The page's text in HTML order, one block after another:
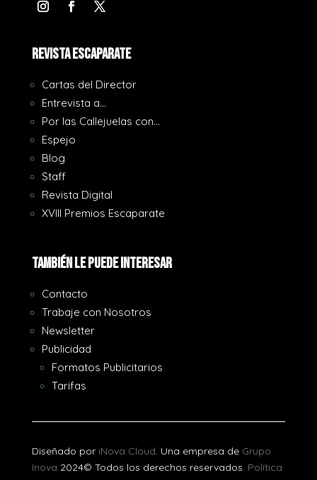
REVISTA ESCAPARATE
Cartas del Director
Entrevista a…
Por las Callejuelas con…
Espejo
Blog
Staff
Revista Digital
XVIII Premios Escaparate
También le puede interesar
Contacto
Trabaje con Nosotros
Newsletter
Publicidad
Formatos Publicitarios
Tarifas
Diseñado por iNova Cloud. Una empresa de Grupo
Inova 2024© Todos los derechos reservados. Política